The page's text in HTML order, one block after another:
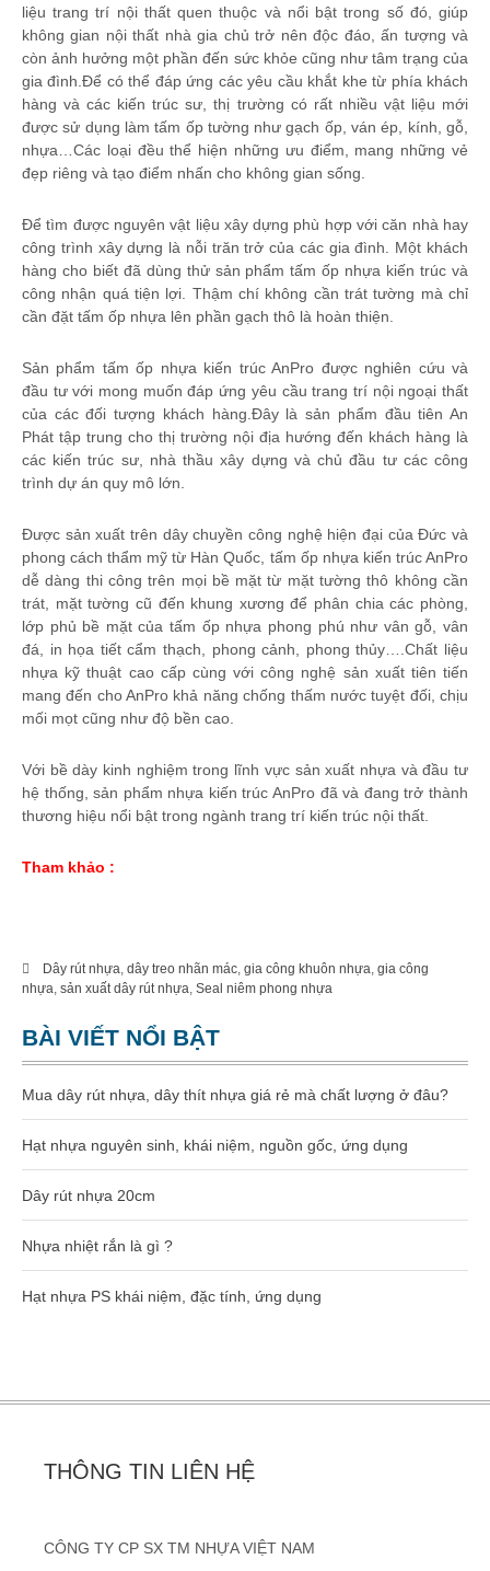
Gia công khuôn mẫu
Dịch vụ sản xuất gia công
Gia công ép nhựa
Bảo trì và sửa chữa khuôn nhựa
TIN TỨC
Dây rút nhựa tiêu chuẩn
Dây rút nhựa tháo mở được
Dây rút nhựa 20cm
Dây rút nhựa chống tia uv
liệu trang trí nội thất quen thuộc và nổi bật trong số đó, giúp
không gian nội thất nhà gia chủ trở nên độc đáo, ấn tượng và
còn ảnh hưởng một phần đến sức khỏe cũng như tâm trạng của
gia đình.Để có thể đáp ứng các yêu cầu khắt khe từ phía khách
hàng và các kiến trúc sư, thị trường có rất nhiều vật liệu mới
được sử dụng làm tấm ốp tường như gạch ốp, ván ép, kính, gỗ,
nhựa…Các loại đều thể hiện những ưu điểm, mang những vẻ
đẹp riêng và tạo điểm nhấn cho không gian sống.
Để tìm được nguyên vật liệu xây dựng phù hợp với căn nhà hay
công trình xây dựng là nỗi trăn trở của các gia đình. Một khách
hàng cho biết đã dùng thử sản phẩm tấm ốp nhựa kiến trúc và
công nhận quá tiện lợi. Thậm chí không cần trát tường mà chỉ
cần đặt tấm ốp nhựa lên phần gạch thô là hoàn thiện.
Sản phẩm tấm ốp nhựa kiến trúc AnPro được nghiên cứu và
đầu tư với mong muốn đáp ứng yêu cầu trang trí nội ngoại thất
của các đối tượng khách hàng.Đây là sản phẩm đầu tiên An
Phát tập trung cho thị trường nội địa hướng đến khách hàng là
các kiến trúc sư, nhà thầu xây dựng và chủ đầu tư các công
trình dự án quy mô lớn.
Được sản xuất trên dây chuyền công nghệ hiện đại của Đức và
phong cách thẩm mỹ từ Hàn Quốc, tấm ốp nhựa kiến trúc AnPro
dễ dàng thi công trên mọi bề mặt từ mặt tường thô không cần
trát, mặt tường cũ đến khung xương để phân chia các phòng,
lớp phủ bề mặt của tấm ốp nhựa phong phú như vân gỗ, vân
đá, in họa tiết cẩm thạch, phong cảnh, phong thủy….Chất liệu
nhựa kỹ thuật cao cấp cùng với công nghệ sản xuất tiên tiến
mang đến cho AnPro khả năng chống thấm nước tuyệt đối, chịu
mối mọt cũng như độ bền cao.
Với bề dày kinh nghiệm trong lĩnh vực sản xuất nhựa và đầu tư
hệ thống, sản phẩm nhựa kiến trúc AnPro đã và đang trở thành
thương hiệu nổi bật trong ngành trang trí kiến trúc nội thất.
Tham khảo :
Dây rút nhựa, dây treo nhãn mác, gia công khuôn nhựa, gia công
nhựa, sản xuất dây rút nhựa, Seal niêm phong nhựa
BÀI VIẾT NỔI BẬT
Mua dây rút nhựa, dây thít nhựa giá rẻ mà chất lượng ở đâu?
Hạt nhựa nguyên sinh, khái niệm, nguồn gốc, ứng dụng
Dây rút nhựa 20cm
Nhựa nhiệt rắn là gì ?
Hạt nhựa PS khái niệm, đặc tính, ứng dụng
THÔNG TIN LIÊN HỆ
CÔNG TY CP SX TM NHỰA VIỆT NAM